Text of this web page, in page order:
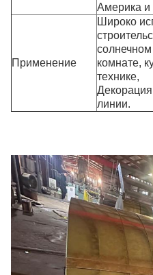
Америка и
Применение
Широко
комнате,
технике,
линии.